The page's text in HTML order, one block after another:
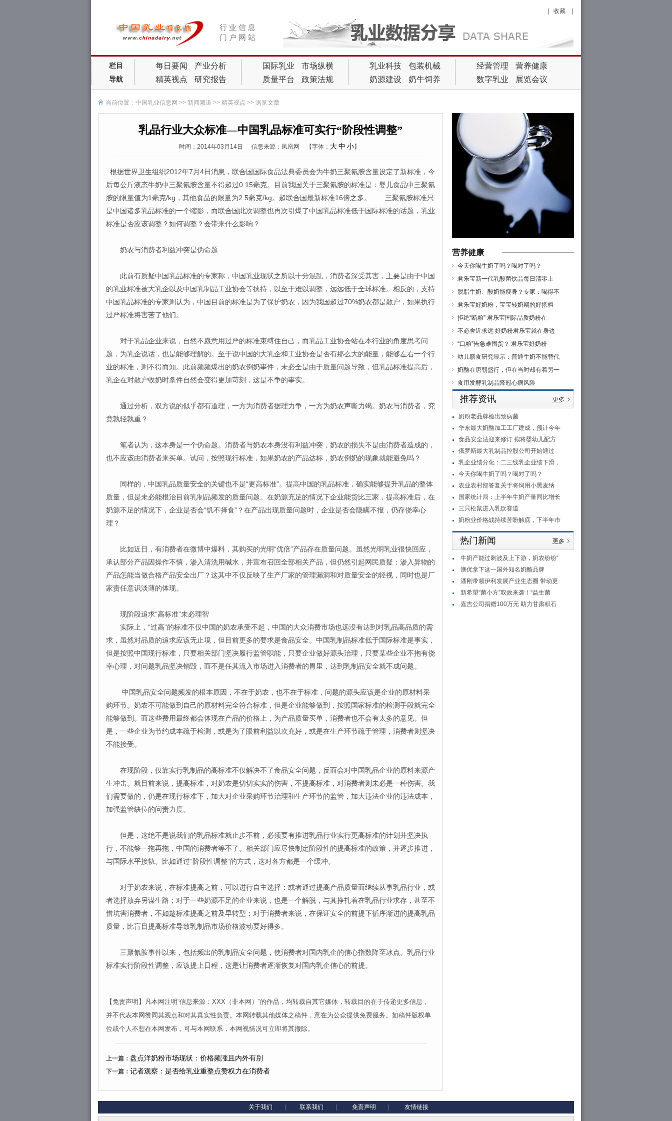
行 业 信 息
门 户 网 站
收藏
栏目
导航
每日要闻
产业分析
精英视点
研究报告
国际乳业
市场纵横
质量平台
政策法规
乳业科技
包装机械
奶源建设
奶牛饲养
经营管理
营养健康
数字乳业
展览会议
当前位置： 中国乳业信息网 >> 新闻频道 >> 精英视点 >> 浏览文章
乳品行业大众标准—中国乳品标准可实行“阶段性调整”
时间：2014年03月14日 信息来源：凤凰网 【字体： 大 中 小】
根据世界卫生组织2012年7月4日消息，联合国国际食品法典委员会为牛奶三聚氰胺含量设定了新标准，今
后每公斤液态牛奶中三聚氰胺含量不得超过0.15毫克。目前我国关于三聚氰胺的标准是：婴儿食品中三聚氰
胺的限量值为1毫克/kg，其他食品的限量为2.5毫克/kg。超联合国最新标准16倍之多。 三聚氰胺标准只
是中国诸多乳品标准的一个缩影，而联合国此次调整也再次引爆了中国乳品标准低于国际标准的话题，乳业
标准是否应该调整？如何调整？会带来什么影响？
奶农与消费者利益冲突是伪命题
此前有质疑中国乳品标准的专家称，中国乳业现状之所以十分混乱，消费者深受其害，主要是由于中国
的乳业标准被大乳企以及中国乳制品工业协会等挟持，以至于难以调整，远远低于全球标准。相反的，支持
中国乳品标准的专家则认为，中国目前的标准是为了保护奶农，因为我国超过70%奶农都是散户，如果执行
过严标准将害苦了他们。
对于乳品企业来说，自然不愿意用过严的标准束缚住自己，而乳品工业协会站在本行业的角度思考问
题，为乳企说话，也是能够理解的。至于说中国的大乳企和工业协会是否有那么大的能量，能够左右一个行
业的标准，则不得而知。此前频频爆出的奶农倒奶事件，未必全是由于质量问题导致，但乳品标准提高后，
乳企在对散户收奶时条件自然会变得更加苛刻，这是不争的事实。
通过分析，双方说的似乎都有道理，一方为消费者据理力争，一方为奶农声嘶力竭。奶农与消费者，究
竟孰轻孰重？
笔者认为，这本身是一个伪命题。消费者与奶农本身没有利益冲突，奶农的损失不是由消费者造成的，
也不应该由消费者来买单。试问，按照现行标准，如果奶农的产品达标，奶农倒奶的现象就能避免吗？
同样的，中国乳品质量安全的关键也不是“更高标准”。提高中国的乳品标准，确实能够提升乳品的整体
质量，但是未必能根治目前乳制品频发的质量问题。在奶源充足的情况下企业能货比三家，提高标准后，在
奶源不足的情况下，企业是否会“饥不择食”？在产品出现质量问题时，企业是否会隐瞒不报，仍存侥幸心
理？
比如近日，有消费者在微博中爆料，其购买的光明“优倍”产品存在质量问题。虽然光明乳业很快回应，
承认部分产品因操作不慎，渗入清洗用碱水，并宣布召回全部相关产品，但仍然引起网民质疑：渗入异物的
产品怎能当做合格产品安全出厂？这其中不仅反映了生产厂家的管理漏洞和对质量安全的轻视，同时也是厂
家责任意识淡薄的体现。
现阶段追求“高标准”未必理智
实际上，“过高”的标准不仅中国的奶农承受不起，中国的大众消费市场也远没有达到对乳品高品质的需
求，虽然对品质的追求应该无止境，但目前更多的要求是食品安全。中国乳制品标准低于国际标准是事实，
但是按照中国现行标准，只要相关部门坚决履行监管职能，只要企业做好源头治理，只要某些企业不抱有侥
幸心理，对问题乳品坚决销毁，而不是任其流入市场进入消费者的胃里，达到乳制品安全就不成问题。
中国乳品安全问题频发的根本原因，不在于奶农，也不在于标准，问题的源头应该是企业的原材料采
购环节。奶农不可能做到自己的原材料完全符合标准，但是企业能够做到，按照国家标准的检测手段就完全
能够做到。而这些费用最终都会体现在产品的价格上，为产品质量买单，消费者也不会有太多的意见。但
是，一些企业为节约成本疏于检测，或是为了眼前利益以次充好，或是在生产环节疏于管理，消费者则坚决
不能接受。
在现阶段，仅靠实行乳制品的高标准不仅解决不了食品安全问题，反而会对中国乳品企业的原料来源产
生冲击。就目前来说，提高标准，对奶农是切切实实的伤害，不提高标准，对消费者则未必是一种伤害。我
们需要做的，仍是在现行标准下，加大对企业采购环节治理和生产环节的监管，加大违法企业的违法成本，
加强监管缺位的问责力度。
但是，这绝不是说我们的乳品标准就止步不前，必须要有推进乳品行业实行更高标准的计划并坚决执
行，不能够一拖再拖，中国的消费者等不了。相关部门应尽快制定阶段性的提高标准的政策，并逐步推进，
与国际水平接轨。比如通过“阶段性调整”的方式，这对各方都是一个缓冲。
对于奶农来说，在标准提高之前，可以进行自主选择：或者通过提高产品质量而继续从事乳品行业，或
者选择放弃另谋生路；对于一些奶源不足的企业来说，也是一个解脱，与其挣扎着在乳品行业求存，甚至不
惜坑害消费者，不如趁标准提高之前及早转型；对于消费者来说，在保证安全的前提下循序渐进的提高乳品
质量，比盲目提高标准导致乳制品市场价格波动要好得多。
三聚氰胺事件以来，包括频出的乳制品安全问题，使消费者对国内乳企的信心指数降至冰点。乳品行业
标准实行阶段性调整，应该提上日程，这是让消费者逐渐恢复对国内乳企信心的前提。
【免责声明】凡本网注明“信息来源：XXX（非本网）”的作品，均转载自其它媒体，转载目的在于传递更多信息，
并不代表本网赞同其观点和对其真实性负责。本网转载其他媒体之稿件，意在为公众提供免费服务。如稿件版权单
位或个人不想在本网发布，可与本网联系，本网视情况可立即将其撤除。
上一篇： 盘点洋奶粉市场现状：价格频涨且内外有别
下一篇： 记者观察：是否给乳业重整点赞权力在消费者
营养健康
今天你喝牛奶了吗？喝对了吗？
君乐宝新一代乳酸菌饮品每日清零上
脱脂牛奶、酸奶能瘦身？专家：喝得不
君乐宝好奶粉，宝宝转奶期的好搭档
拒绝“断粮” 君乐宝国际品质奶粉在
不必舍近求远 好奶粉君乐宝就在身边
“口粮”告急难囤货？ 君乐宝好奶粉
幼儿膳食研究显示：普通牛奶不能替代
奶酪在唐朝盛行，但在当时却有着另一
食用发酵乳制品降冠心病风险
推荐资讯
奶粉老品牌检出致病菌
华东最大奶酪加工工厂建成，预计今年
食品安全法迎来修订 拟将婴幼儿配方
俄罗斯最大乳制品控股公司开始通过
乳企业绩分化：二三线乳企业绩下滑，
今天你喝牛奶了吗？喝对了吗？
农业农村部答复关于将饲用小黑麦纳
国家统计局：上半年牛奶产量同比增长
三只松鼠进入乳饮赛道
奶粉业价格战持续苦盼触底，下半年市
热门新闻
牛奶产能过剩波及上下游，奶农纷纷“
澳优拿下这一国外知名奶酪品牌
潘刚带领伊利发展产业生态圈 带动更
新希望“菌小方”双效来袭！“益生菌
嘉吉公司捐赠100万元 助力甘肃积石
关于我们 联系我们 免责声明 友情链接